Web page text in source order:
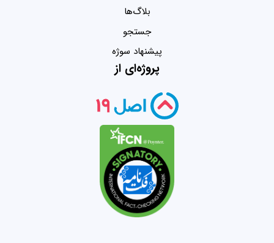
بلاگ‌ها
جستجو
پیشنهاد سوژه
پروژه‌ای از